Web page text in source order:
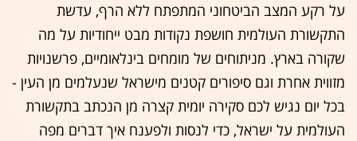
על רקע המצב הביטחוני המתפתח ללא הרף, עדשת
התקשורת העולמית חושפת נקודות מבט ייחודיות על מה
שקורה בארץ. מניתוחים של מומחים בינלאומיים, פרשנויות
מזווית אחרת וגם סיפורים קטנים מישראל שנעלמים מן העין -
בכל יום נגיש לכם סקירה יומית קצרה מן הנכתב בתקשורת
העולמית על ישראל, כדי לנסות ולפענח איך דברים מפה